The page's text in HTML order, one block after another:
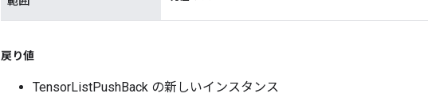
戻り値
TensorListPushBack の新しいインスタンス